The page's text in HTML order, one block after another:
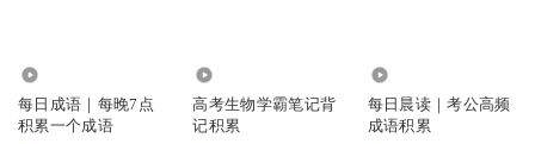
每日成语｜每晚7点
积累一个成语
高考生物学霸笔记背
记积累
每日晨读｜考公高频
成语积累